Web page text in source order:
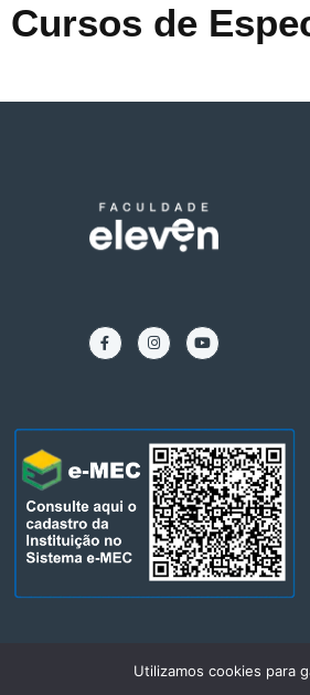
Cursos de
Utilizamos cookies para